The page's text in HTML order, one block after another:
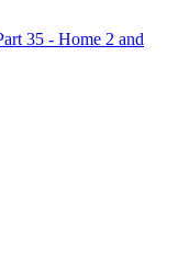
35 - Home 2 and